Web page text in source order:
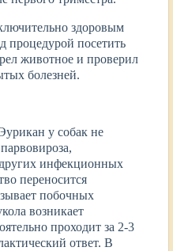
здоровым
процедурой посетить
животное и проверил
болезней.
у собак не
инфекционных
переносится
побочных
возникает
проходит за 2-3
ответ. В